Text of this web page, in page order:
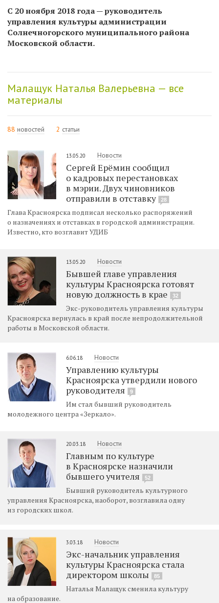
С 20 ноября 2018 года — руководитель
управления культуры администрации
Солнечногорского муниципального района
Московской области.
Малащук Наталья Валерьевна — все
материалы
88 новостей 2 статьи
13.05.20 Новости
Сергей Ерёмин сообщил
о кадровых перестановках
в мэрии. Двух чиновников
отправили в отставку
28
Глава Красноярска подписал несколько распоряжений
о назначениях и отставках в городской администрации.
Известно, кто возглавит УДИБ
13.05.20 Новости
Бывшей главе управления
культуры Красноярска готовят
новую должность в крае
32
Экс-руководитель управления культуры
Красноярска вернулась в край после непродолжительной
работы в Московской области.
6.06.18 Новости
Управлению культуры
Красноярска утвердили нового
руководителя
9
Им стал бывший руководитель
молодежного центра «Зеркало».
20.03.18 Новости
Главным по культуре
в Красноярске назначили
бывшего учителя
52
Бывший руководитель культурного
управления Красноярска, наоборот, возглавила одну
из городских школ.
3.03.18 Новости
Экс-начальник управления
культуры Красноярска стала
директором школы
85
Наталья Малащук сменила культуру
на образование.